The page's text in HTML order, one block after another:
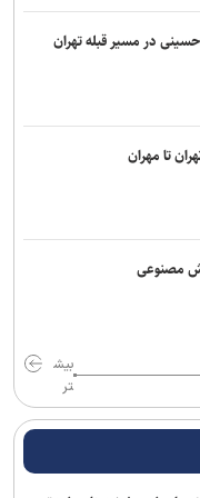
امضا کردند
یک انسان است
به هدفون جدید و میان‌رده سونی
همراه می‌کنند
در مسیر قبله تهران
تا مهران
مصنوعی
بیش
تر